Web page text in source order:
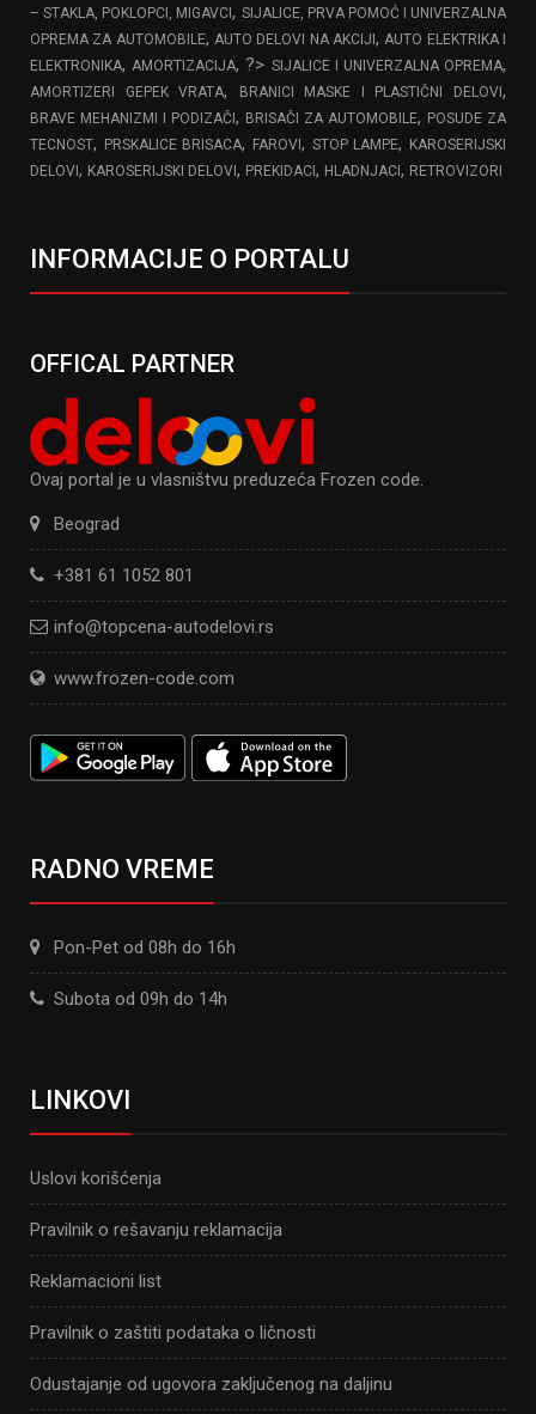
– STAKLA, POKLOPCI, MIGAVCI, SIJALICE, PRVA POMOĆ I UNIVERZALNA
OPREMA ZA AUTOMOBILE,AUTO DELOVI NA AKCIJI,AUTO ELEKTRIKA I
ELEKTRONIKA,AMORTIZACIJA, ?> SIJALICE I UNIVERZALNA OPREMA,
AMORTIZERI GEPEK VRATA, BRANICI MASKE I PLASTIČNI DELOVI,
BRAVE MEHANIZMI I PODIZAČI , BRISAČI ZA AUTOMOBILE, POSUDE ZA
TECNOST, PRSKALICE BRISACA, FAROVI, STOP LAMPE,
KAROSERIJSKI
DELOVI , KAROSERIJSKI DELOVI , PREKIDACI , HLADNJACI , RETROVIZORI
INFORMACIJE O PORTALU
OFFICAL PARTNER
Ovaj portal je u vlasništvu preduzeća Frozen code.
Beograd
+381 61 1052 801
info@topcena-autodelovi.rs
www.frozen-code.com
RADNO VREME
Pon-Pet od 08h do 16h
Subota od 09h do 14h
LINKOVI
Uslovi korišćenja
Pravilnik o rešavanju reklamacija
Reklamacioni list
Pravilnik o zaštiti podataka o ličnosti
Odustajanje od ugovora zaključenog na daljinu